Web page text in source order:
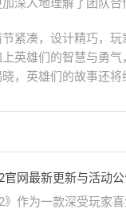
深入地理解了团队合
紧凑，设计精巧，
英雄们的智慧与勇
，英雄们的故事还
官网最新更新与活动公
》作为一款深受玩家